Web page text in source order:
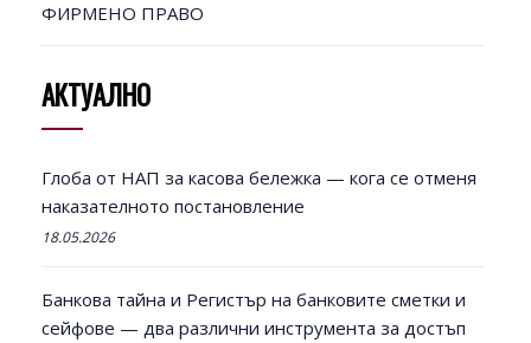
ФИРМЕНО ПРАВО
АКТУАЛНО
Глоба от НАП за касова бележка — кога се отменя
наказателното постановление
18.05.2026
Банкова тайна и Регистър на банковите сметки и
сейфове — два различни инструмента за достъп